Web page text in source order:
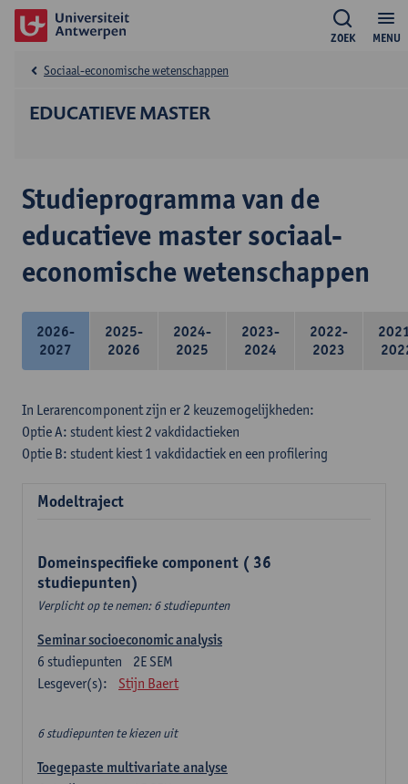
MENU
ZOEK
EDUCATIEVE MASTER
Sociaal-economische wetenschappen
Studieprogramma van de
educatieve master sociaal-
economische wetenschappen
2026-
2027
2025-
2026
2024-
2025
2023-
2024
2022-
2023
In Lerarencomponent zijn er 2 keuzemogelijkheden:
Optie A: student kiest 2 vakdidactieken
Optie B: student kiest 1 vakdidactiek en een profilering
Modeltraject
Domeinspecifieke component ( 36
studiepunten)
Verplicht op te nemen: 6 studiepunten
Seminar socioeconomic analysis
2E SEM
6 studiepunten
Lesgever(s):
Stijn Baert
6 studiepunten te kiezen uit
Toegepaste multivariate analyse